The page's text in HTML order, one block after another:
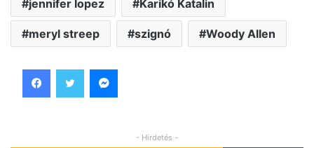
jennifer lopez Karikó Katalin
meryl streep szignó Woody Allen
- Hirdetés -